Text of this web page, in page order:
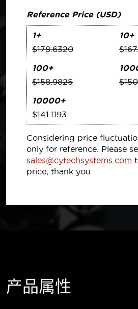
Reference Price (USD)
1+
$178.6320
10+
100+
$158.9825
10000+
$141.1193
Considering price
only for reference. Please
sales@cytechsystems.com
price, thank you.
产品属性